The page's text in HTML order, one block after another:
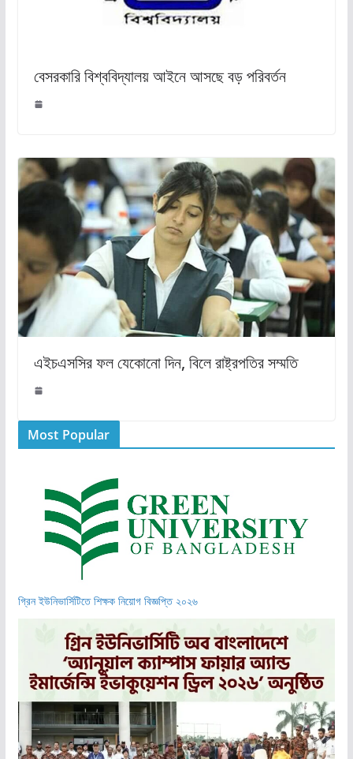
বেসরকারি বিশ্ববিদ্যালয় আইনে আসছে বড় পরিবর্তন
এইচএসসির ফল যেকোনো দিন, বিলে রাষ্ট্রপতির সম্মতি
Most Popular
গ্রিন ইউনিভার্সিটিতে শিক্ষক নিয়োগ বিজ্ঞপ্তি ২০২৬